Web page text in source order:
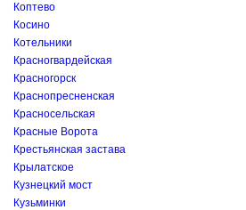
Коптево
Косино
Котельники
Красногвардейская
Красногорск
Краснопресненская
Красносельская
Красные Ворота
Крестьянская застава
Крылатское
Кузнецкий мост
Кузьминки